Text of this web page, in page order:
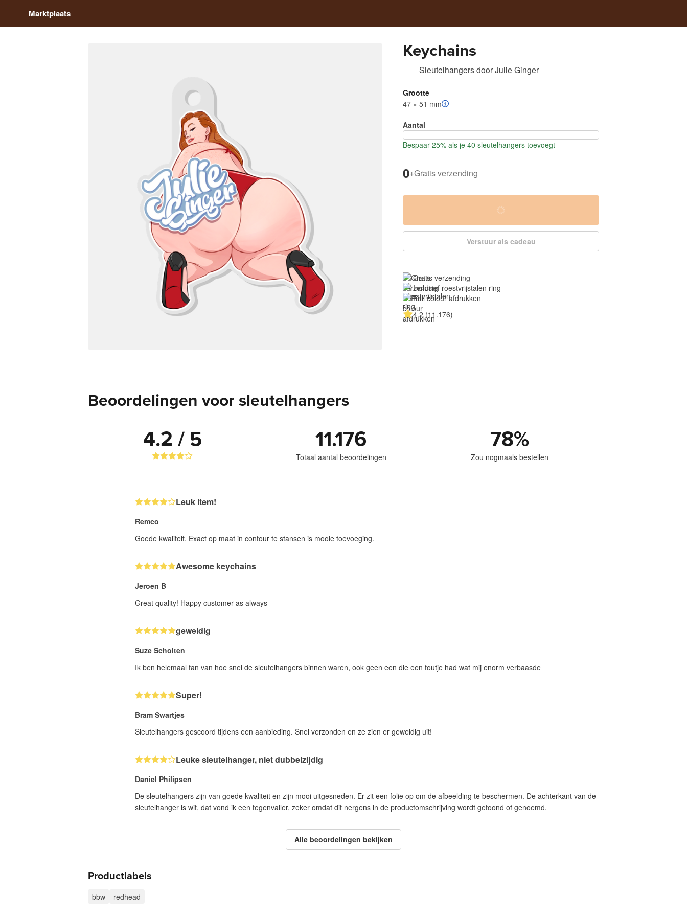
Marktplaats
Keychains
SleutelhangersdoorJulie Ginger
Grootte
47 × 51 mm
Aantal
Bespaar 25% als je 40 sleutelhangers toevoegt
0+Gratis verzending
Verstuur als cadeau
Gratis verzending
Inclusief roestvrijstalen ring
Full colour afdrukken
4.2 (11.176)
Beoordelingen voor sleutelhangers
4.2 / 5 11.176
Totaal aantal beoordelingen
78%
Zou nogmaals bestellen
Leuk item!
Remco
Goede kwaliteit. Exact op maat in contour te stansen is mooie toevoeging.
Awesome keychains
Jeroen B
Great quality! Happy customer as always
geweldig
Suze Scholten
Ik ben helemaal fan van hoe snel de sleutelhangers binnen waren, ook geen een die een foutje had wat mij enorm verbaasde
Super!
Bram Swartjes
Sleutelhangers gescoord tijdens een aanbieding. Snel verzonden en ze zien er geweldig uit!
Leuke sleutelhanger, niet dubbelzijdig
Daniel Philipsen
De sleutelhangers zijn van goede kwaliteit en zijn mooi uitgesneden. Er zit een folie op om de afbeelding te beschermen. De achterkant van de
sleutelhanger is wit, dat vond ik een tegenvaller, zeker omdat dit nergens in de productomschrijving wordt getoond of genoemd.
Alle beoordelingen bekijken
Productlabels
bbw redhead